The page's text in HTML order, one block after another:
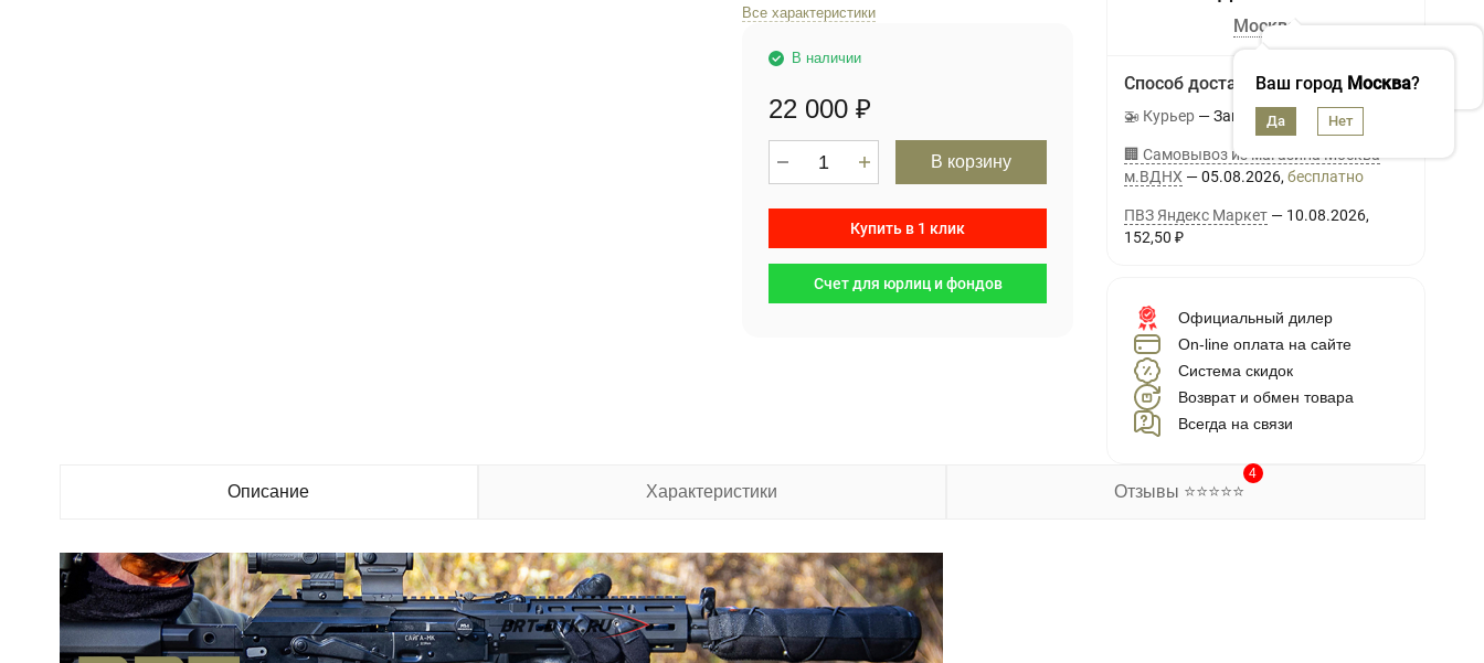
Все характеристики
В наличии
22 000 ₽
В корзину
Купить в 1 клик
Счет для юрлиц и фондов
Москва
Ваш город Москва?
Способ доставки
🚁 Курьер Завтра 400
🏢 Самовывоз из магазина Москва
м.ВДНХ
05.08.2026 Бесплатно
ПВЗ Яндекс Маркет
10.08.2026
152,50 ₽
Официальный дилер
On-line оплата на сайте
Система скидок
Возврат и обмен товара
Всегда на связи
Описание Характеристики Отзывы ⭐⭐⭐⭐⭐
4